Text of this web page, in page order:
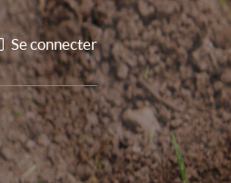
Se connecter